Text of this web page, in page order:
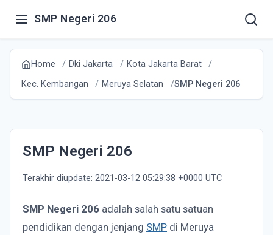
SMP Negeri 206
Home Dki Jakarta
Kota Jakarta Barat
Kec. Kembangan
Meruya Selatan SMP Negeri 206
SMP Negeri 206
Terakhir diupdate: 2021-03-12 05:29:38 +0000 UTC
SMP Negeri 206 adalah salah satu satuan
pendidikan dengan jenjang SMP di Meruya